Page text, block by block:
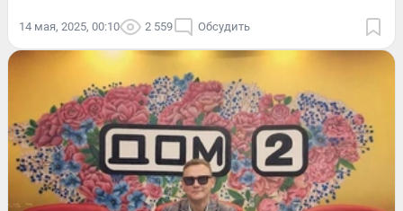
14 мая, 2025, 00:10 2 559 Обсудить